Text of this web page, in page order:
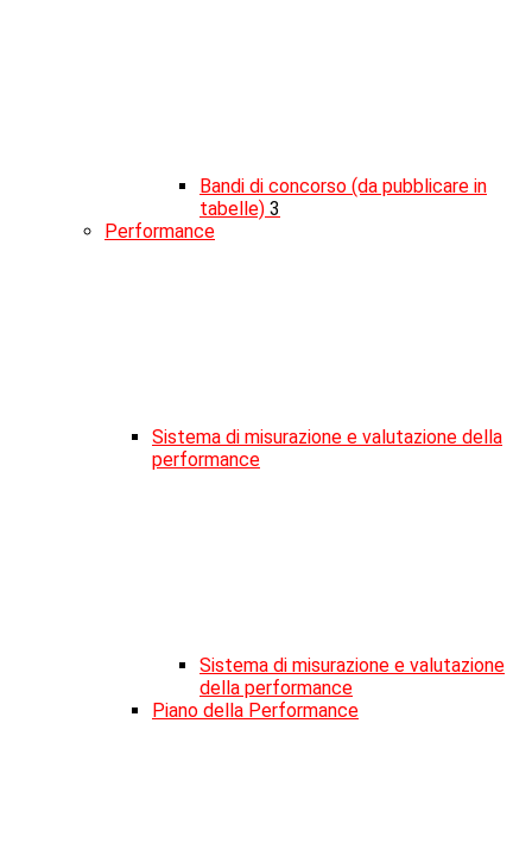
Bandi di concorso (da pubblicare in
tabelle) 3
Performance
Sistema di misurazione e valutazione della
performance
Sistema di misurazione e valutazione
della performance
Piano della Performance